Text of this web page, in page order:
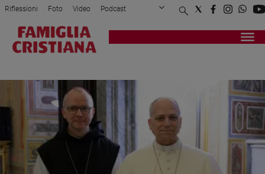
Attualità
Mondo
Economia
Legalità
giustizia
Riflessioni Foto Video Podcast
Privacy Policy Chi siamo
Registrati Redazione